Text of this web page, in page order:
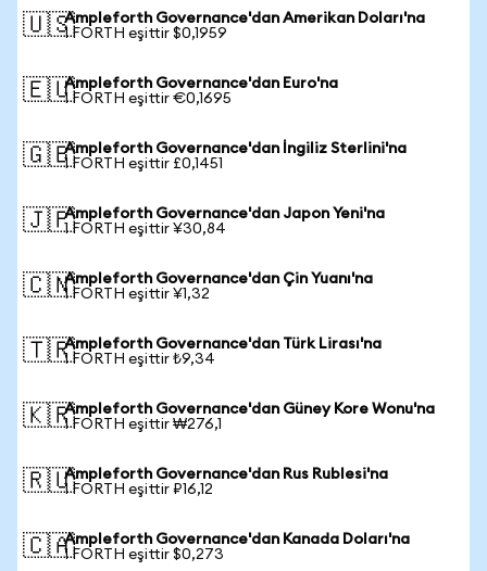
🇺🇸Ampleforth Governance'dan Amerikan Doları'na
1 FORTH eşittir $0,1959
🇪🇺Ampleforth Governance'dan Euro'na
1 FORTH eşittir €0,1695
🇬🇧Ampleforth Governance'dan İngiliz Sterlini'na
1 FORTH eşittir £0,1451
🇯🇵Ampleforth Governance'dan Japon Yeni'na
1 FORTH eşittir ¥30,84
🇨🇳Ampleforth Governance'dan Çin Yuanı'na
1 FORTH eşittir ¥1,32
🇹🇷Ampleforth Governance'dan Türk Lirası'na
1 FORTH eşittir ₺9,34
🇰🇷Ampleforth Governance'dan Güney Kore Wonu'na
1 FORTH eşittir ₩276,1
🇷🇺Ampleforth Governance'dan Rus Rublesi'na
1 FORTH eşittir ₽16,12
🇨🇦Ampleforth Governance'dan Kanada Doları'na
1 FORTH eşittir $0,273